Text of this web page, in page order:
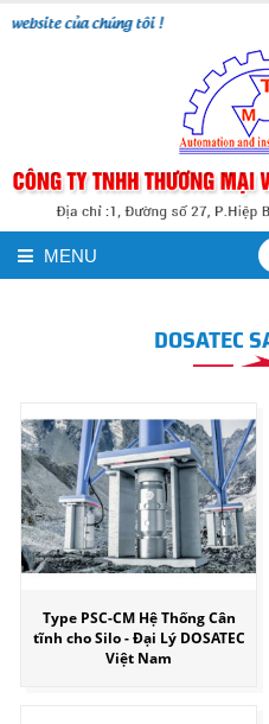
của chúng tôi !
MENU
DOSATEC
Type PSC-CM Hệ Thống Cân
tĩnh cho Silo - Đại Lý DOSATEC
Việt Nam